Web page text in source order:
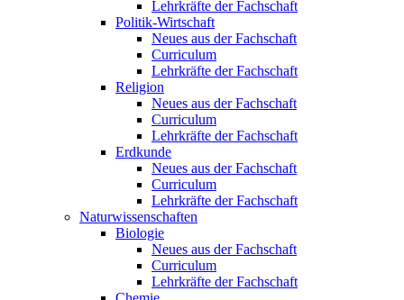
Lehrkräfte der Fachschaft
Politik-Wirtschaft
Neues aus der Fachschaft
Curriculum
Lehrkräfte der Fachschaft
Religion
Neues aus der Fachschaft
Curriculum
Lehrkräfte der Fachschaft
Erdkunde
Neues aus der Fachschaft
Curriculum
Lehrkräfte der Fachschaft
Naturwissenschaften
Biologie
Neues aus der Fachschaft
Curriculum
Lehrkräfte der Fachschaft